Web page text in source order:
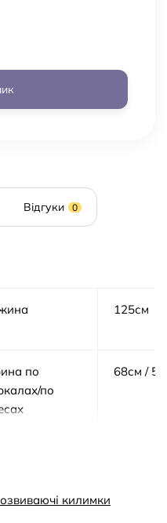
Відгуки 0
125см
по
по
68см /
V/RPMкилимки